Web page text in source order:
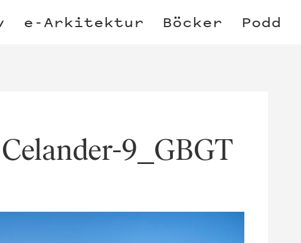
e-Arkitektur Böcker Podd
9_GBGT